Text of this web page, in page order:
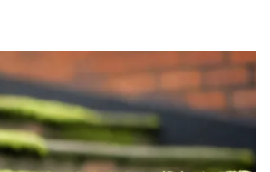
песчаник облицовочный
плитки
виниловый сайдинг
для фасада
теплая дорожка